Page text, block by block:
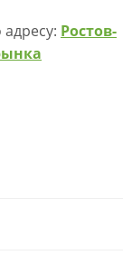
Ростов-